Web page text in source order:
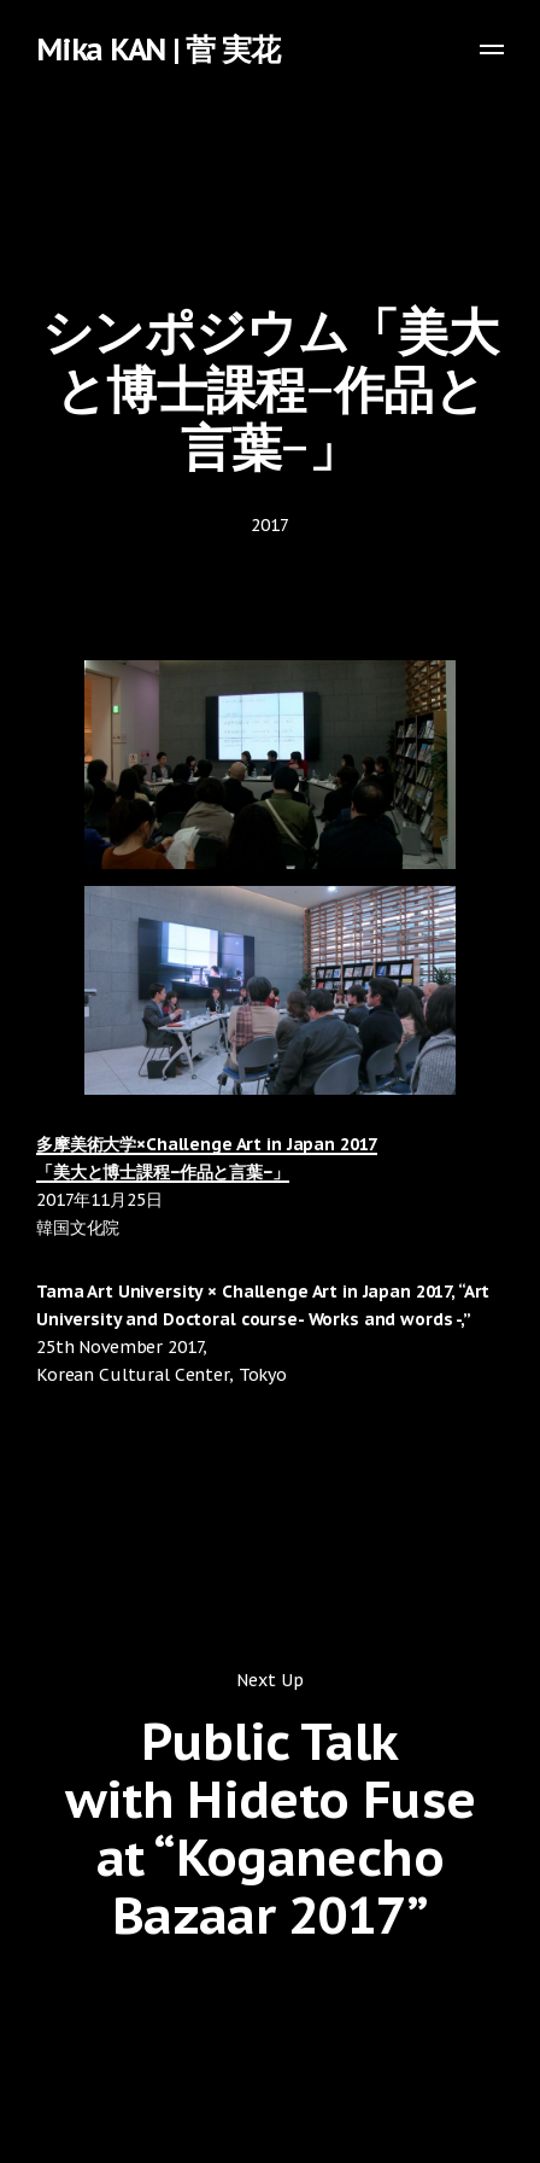
Mika KAN | 菅 実花
シンポジウム「美大
と博士課程−作品と
言葉−」
2017
多摩美術大学×Challenge Art in Japan 2017
「美大と博士課程−作品と言葉−」
2017年11月25日
韓国文化院
Tama Art University × Challenge Art in Japan 2017, “Art
University and Doctoral course- Works and words -,”
25th November 2017,
Korean Cultural Center, Tokyo
Next Up
Public Talk
with Hideto Fuse
at “Koganecho
Bazaar 2017”